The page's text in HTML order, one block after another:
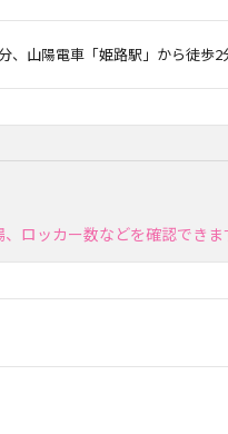
、山陽電車「姫路駅」から徒歩
ロッカー数などを確認できま